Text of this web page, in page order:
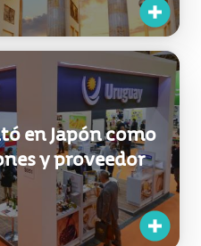
en Japón como
y proveedor